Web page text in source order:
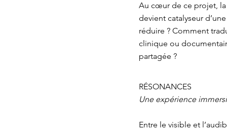
Au cœur de ce projet, la
devient catalyseur
réduire ? Comment
clinique ou
partagée ?
RÉSONANCES
Une expérience
Entre le visible et